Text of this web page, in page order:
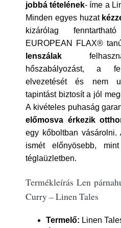
jobbá tételének- íme a
Minden egyes huzat
kizárólag
EUROPEAN FLAX®
lenszálak
hőszabályozást, a
elvezetését és nem
tapintást biztosít a jól
A kivételes puhaság
előmosva érkezik
egy kőboltban vásárolni.
ismét előnyösebb,
téglaüzletben.
Termékleírás Len
Curry – Linen Tales
Termelő: Linen